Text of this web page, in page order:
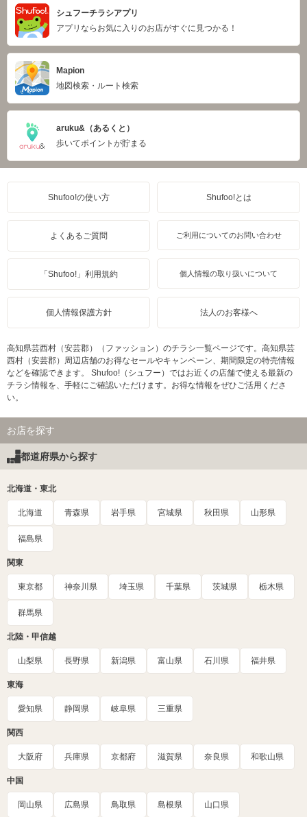
シュフーチラシアプリ
アプリならお気に入りのお店がすぐに見つかる！
Mapion
地図検索・ルート検索
aruku&（あるくと）
歩いてポイントが貯まる
Shufoo!の使い方 Shufoo!とは
よくあるご質問 ご利用についてのお問い合わせ
「Shufoo!」利用規約 個人情報の取り扱いについて
個人情報保護方針 法人のお客様へ
高知県芸西村（安芸郡）（ファッション）のチラシ一覧ページです。高知県芸
西村（安芸郡）周辺店舗のお得なセールやキャンペーン、期間限定の特売情報
などを確認できます。 Shufoo!（シュフー）ではお近くの店舗で使える最新の
チラシ情報を、手軽にご確認いただけます。お得な情報をぜひご活用くださ
い。
お店を探す
都道府県から探す
北海道・東北
北海道 青森県 岩手県 宮城県 秋田県 山形県
福島県
関東
東京都 神奈川県 埼玉県 千葉県 茨城県 栃木県
群馬県
北陸・甲信越
山梨県 長野県 新潟県 富山県 石川県 福井県
東海
愛知県 静岡県 岐阜県 三重県
関西
大阪府 兵庫県 京都府 滋賀県 奈良県 和歌山県
中国
岡山県 広島県 鳥取県 島根県 山口県